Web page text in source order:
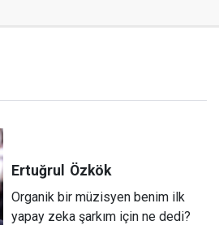
Ertuğrul Özkök
Organik bir müzisyen benim ilk
yapay zeka şarkım için ne dedi?